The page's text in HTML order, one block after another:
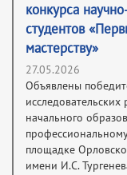
конкурса
студентов
мастерству»
27.05.2026
Объявлены
начального
площадке
имени И.С.